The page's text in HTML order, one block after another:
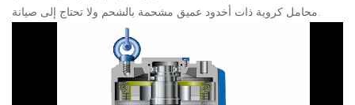
محامل كروية ذات أخدود عميق مشحمة بالشحم ولا تحتاج إلى صيانة.